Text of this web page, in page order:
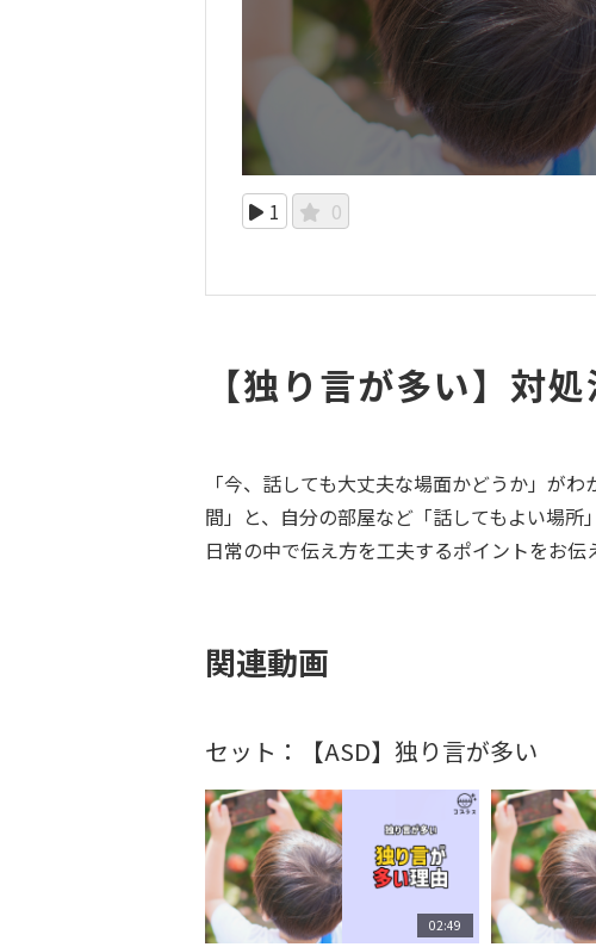
1 0
【独り言が多い】対
「今、話しても大丈夫な場面かどうか」が
間」と、自分の部屋など「話してもよい場
日常の中で伝え方を工夫するポイントをお伝
関連動画
セット：【ASD】独り言が多い
02:49